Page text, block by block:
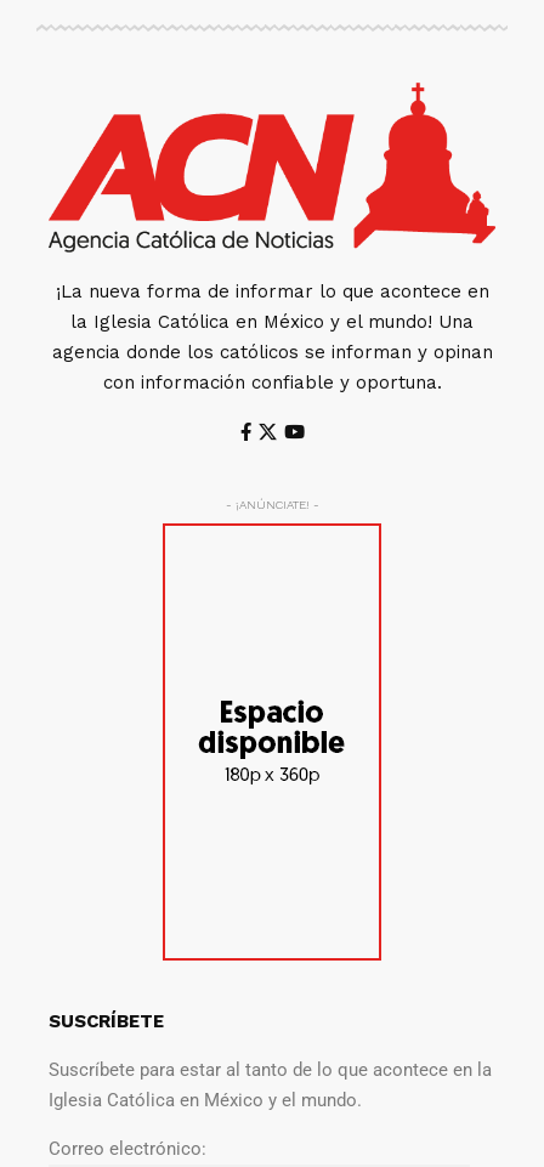
¡La nueva forma de informar lo que acontece en
la Iglesia Católica en México y el mundo! Una
agencia donde los católicos se informan y opinan
con información confiable y oportuna.
- ¡ANÚNCIATE! -
SUSCRÍBETE
Suscríbete para estar al tanto de lo que acontece en la
Iglesia Católica en México y el mundo.
Correo electrónico: